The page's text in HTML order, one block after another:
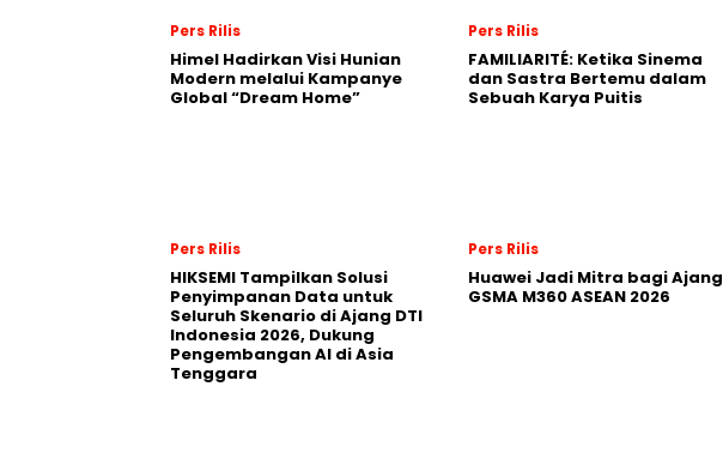
Pers Rilis
Himel Hadirkan Visi Hunian
Modern melalui Kampanye
Global “Dream Home”
Pers Rilis
FAMILIARITÉ: Ketika Sinema
dan Sastra Bertemu dalam
Sebuah Karya Puitis
Pers Rilis
HIKSEMI Tampilkan Solusi
Penyimpanan Data untuk
Seluruh Skenario di Ajang DTI
Indonesia 2026, Dukung
Pengembangan AI di Asia
Tenggara
Pers Rilis
Huawei Jadi Mitra bagi Ajang
GSMA M360 ASEAN 2026